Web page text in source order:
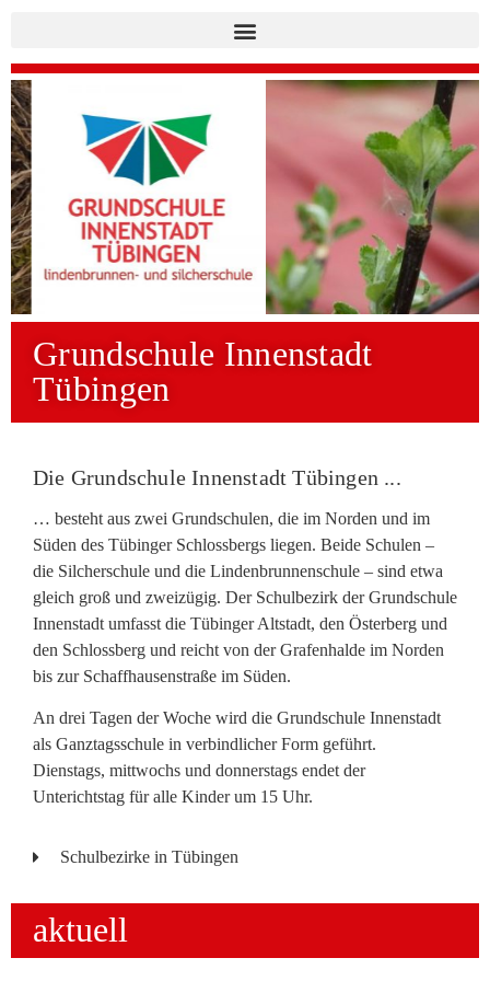
Grundschule Innenstadt
Tübingen
Die Grundschule Innenstadt Tübingen ...
… besteht aus zwei Grundschulen, die im Norden und im
Süden des Tübinger Schlossbergs liegen. Beide Schulen –
die Silcherschule und die Lindenbrunnenschule – sind etwa
gleich groß und zweizügig. Der Schulbezirk der Grundschule
Innenstadt umfasst die Tübinger Altstadt, den Österberg und
den Schlossberg und reicht von der Grafenhalde im Norden
bis zur Schaffhausenstraße im Süden.
An drei Tagen der Woche wird die Grundschule Innenstadt
als Ganztagsschule in verbindlicher Form geführt.
Dienstags, mittwochs und donnerstags endet der
Unterichtstag für alle Kinder um 15 Uhr.
Schulbezirke in Tübingen
aktuell